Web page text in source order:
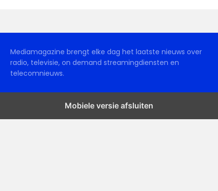
Mediamagazine brengt elke dag het laatste nieuws over
radio, televisie, on demand streamingdiensten en
telecomnieuws.
Mobiele versie afsluiten